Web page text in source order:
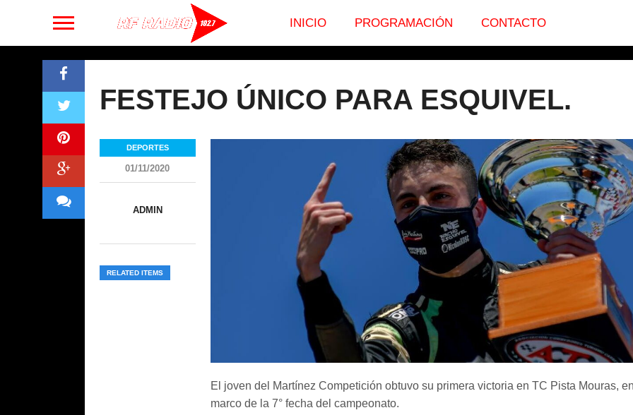
INICIO PROGRAMACIÓN CONTACTO
FESTEJO ÚNICO PARA ESQUIVEL.
El joven del Martínez Competición obtuvo su primera victoria en TC Pista Mouras,
marco de la 7° fecha del campeonato.
DEPORTES
01/11/2020
ADMIN
RELATED ITEMS